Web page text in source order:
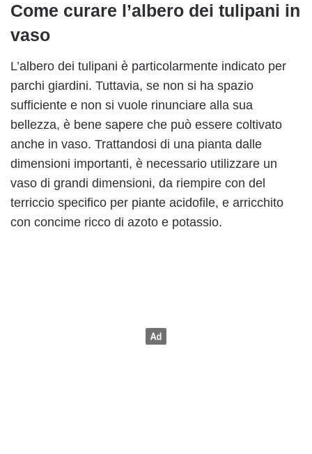
Come curare l’albero dei tulipani in
vaso
L’albero dei tulipani è particolarmente indicato per
parchi giardini. Tuttavia, se non si ha spazio
sufficiente e non si vuole rinunciare alla sua
bellezza, è bene sapere che può essere coltivato
anche in vaso. Trattandosi di una pianta dalle
dimensioni importanti, è necessario utilizzare un
vaso di grandi dimensioni, da riempire con del
terriccio specifico per piante acidofile, e arricchito
con concime ricco di azoto e potassio.